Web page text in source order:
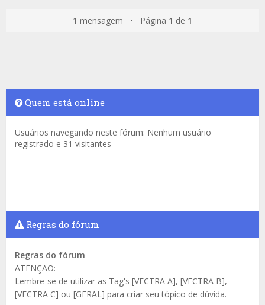
1 mensagem • Página 1 de 1
Quem está online
Usuários navegando neste fórum: Nenhum usuário
registrado e 31 visitantes
Regras do fórum
Regras do fórum
ATENÇÃO:
Lembre-se de utilizar as Tag's [VECTRA A], [VECTRA B],
[VECTRA C] ou [GERAL] para criar seu tópico de dúvida.